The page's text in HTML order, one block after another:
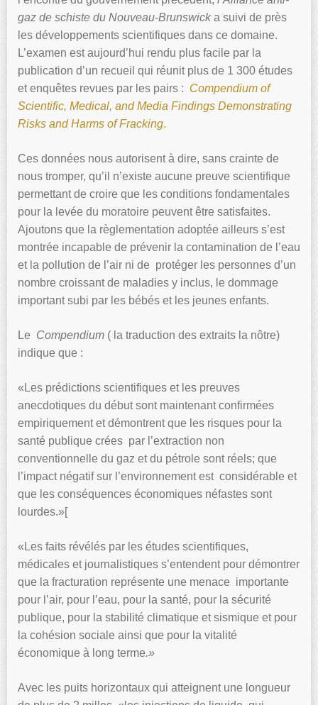
gaz de schiste du Nouveau-Brunswicka suivi de près
les développements scientifiques dans ce domaine.
L’examen est aujourd’hui rendu plus facile par la
publication d’un recueil qui réunit plus de 1 300 études
et enquêtes revues par les pairs : Compendium of
Scientific, Medical, and Media Findings Demonstrating
Risks and Harms of Fracking.
Ces données nous autorisent à dire, sans crainte de
nous tromper, qu’il n’existe aucune preuve scientifique
permettant de croire que les conditions fondamentales
pour la levée du moratoire peuvent être satisfaites.
Ajoutons que la règlementation adoptée ailleurs s’est
montrée incapable de prévenir la contamination de l’eau
et la pollution de l’air ni de protéger les personnes d’un
nombre croissant de maladies y inclus, le dommage
important subi par les bébés et les jeunes enfants.
Le Compendium ( la traduction des extraits la nôtre)
indique que :
«Les prédictions scientifiques et les preuves
anecdotiques du début sont maintenant confirmées
empiriquement et démontrent que les risques pour la
santé publique crées par l’extraction non
conventionnelle du gaz et du pétrole sont réels; que
l’impact négatif sur l’environnement est considérable et
que les conséquences économiques néfastes sont
lourdes.»[
«Les faits révélés par les études scientifiques,
médicales et journalistiques s’entendent pour démontrer
que la fracturation représente une menace importante
pour l’air, pour l’eau, pour la santé, pour la sécurité
publique, pour la stabilité climatique et sismique et pour
la cohésion sociale ainsi que pour la vitalité
économique à long terme.»
Avec les puits horizontaux qui atteignent une longueur